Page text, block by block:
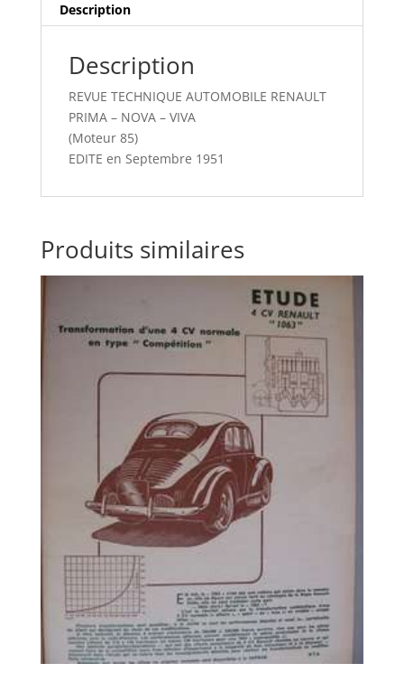
NOVA
Description
Description
REVUE TECHNIQUE AUTOMOBILE RENAULT
PRIMA – NOVA – VIVA
(Moteur 85)
EDITE en Septembre 1951
Produits similaires